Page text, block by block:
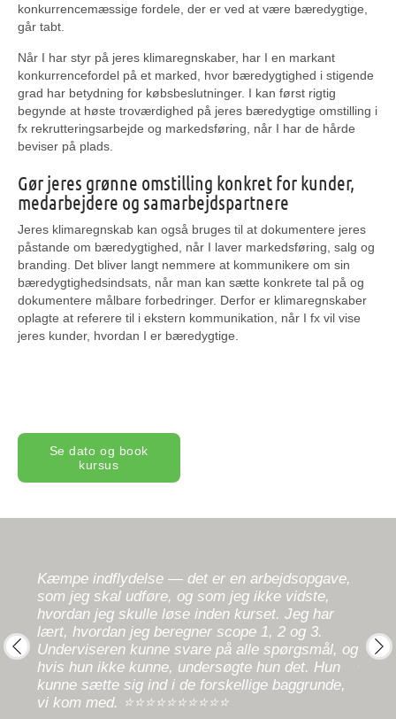
konkurrencemæssige fordele, der er ved at være bæredygtige,
går tabt.
Når I har styr på jeres klimaregnskaber, har I en markant
konkurrencefordel på et marked, hvor bæredygtighed i stigende
grad har betydning for købsbeslutninger. I kan først rigtig
begynde at høste troværdighed på jeres bæredygtige omstilling i
fx rekrutteringsarbejde og markedsføring, når I har de hårde
beviser på plads.
Gør jeres grønne omstilling konkret for kunder,
medarbejdere og samarbejdspartnere
Jeres klimaregnskab kan også bruges til at dokumentere jeres
påstande om bæredygtighed, når I laver markedsføring, salg og
branding. Det bliver langt nemmere at kommunikere om sin
bæredygtighedsindsats, når man kan sætte konkrete tal på og
dokumentere målbare forbedringer. Derfor er klimaregnskaber
oplagte at referere til i ekstern kommunikation, når I fx vil vise
jeres kunder, hvordan I er bæredygtige.
Se dato og book
kursus
—
Kæmpe indflydelse — det er en arbejdsopgave,
som jeg skal udføre, og som jeg ikke vidste,
hvordan jeg skulle løse inden kurset. Jeg har
lært, hvordan jeg beregner scope 1, 2 og 3.
Underviseren kunne svare på alle spørgsmål, og
hvis hun ikke kunne, undersøgte hun det. Hun
kunne sætte sig ind i de forskellige baggrunde,
vi kom med. ⭐⭐⭐⭐⭐⭐⭐⭐⭐⭐
på